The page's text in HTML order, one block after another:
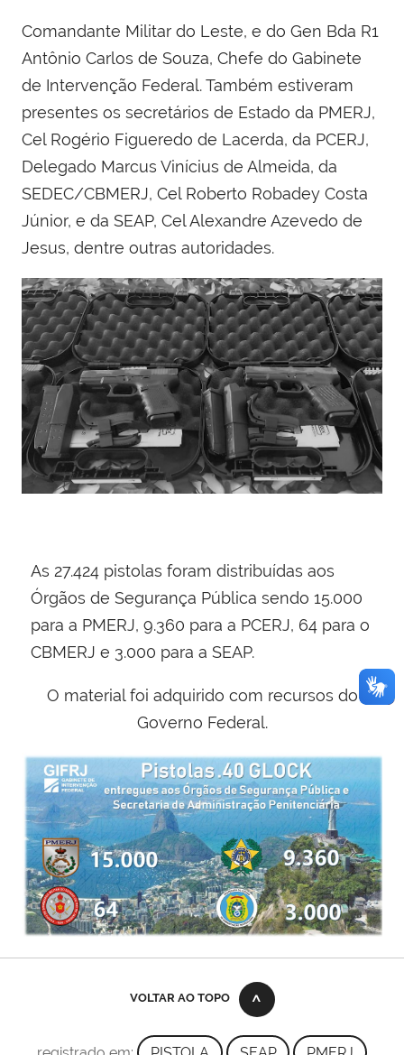
Comandante Militar do Leste, e do Gen Bda R1
Antônio Carlos de Souza, Chefe do Gabinete
de Intervenção Federal. Também estiveram
presentes os secretários de Estado da PMERJ,
Cel Rogério Figueredo de Lacerda, da PCERJ,
Delegado Marcus Vinícius de Almeida, da
SEDEC/CBMERJ, Cel Roberto Robadey Costa
Júnior, e da SEAP, Cel Alexandre Azevedo de
Jesus, dentre outras autoridades.
As 27.424 pistolas foram distribuídas aos
Órgãos de Segurança Pública sendo 15.000
para a PMERJ, 9.360 para a PCERJ, 64 para o
CBMERJ e 3.000 para a SEAP.
O material foi adquirido com recursos do
Governo Federal.
VOLTAR AO TOPO